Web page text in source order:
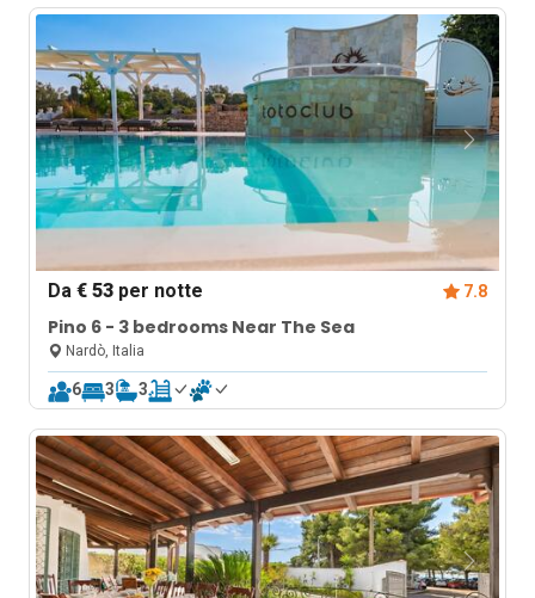
Da€ 53 per notte 7.8
Pino 6 - 3 bedrooms Near The Sea
Nardò, Italia
6 3 3